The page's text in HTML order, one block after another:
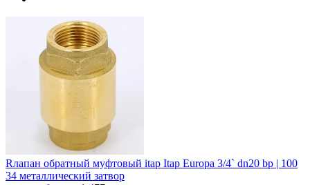
Rлапан обратный муфтовый itap Itap Europa 3/4` dn20 bp | 100
34 металлический затвор